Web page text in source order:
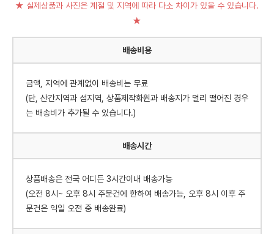
★ 실제상품과 사진은 계절 및 지역에 따라 다소 차이가 있을 수 있습니다.
★
배송비용
금액, 지역에 관계없이 배송비는 무료
(단, 산간지역과 섬지역, 상품제작화원과 배송지가 멀리 떨어진 경우
는 배송비가 추가될 수 있습니다.)
배송시간
상품배송은 전국 어디든 3시간이내 배송가능
(오전 8시~ 오후 8시 주문건에 한하여 배송가능, 오후 8시 이후 주
문건은 익일 오전 중 배송완료)